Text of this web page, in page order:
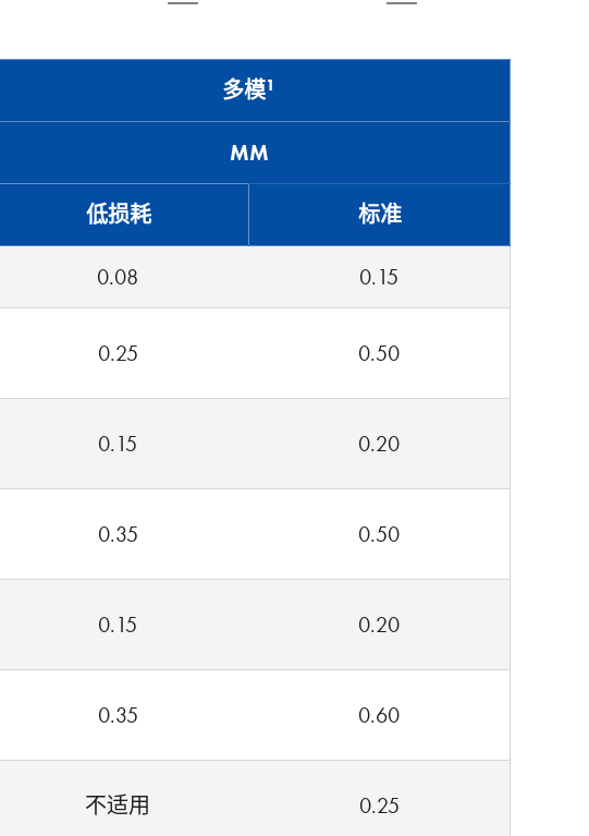
多模1
MM
低损耗 标准
0.08 0.15
0.25 0.50
0.15 0.20
0.35 0.50
0.15 0.20
0.35 0.60
不适用 0.25